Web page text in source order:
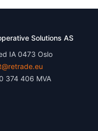
Solutions AS
IA 0473 Oslo
374 406 MVA